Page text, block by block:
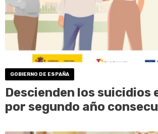
GOBIERNO DE ESPAÑA
Descienden los suicidios
por segundo año